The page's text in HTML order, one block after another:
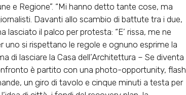
e Regione”. “Mi hanno detto tante cose, ma
Davanti allo scambio di battute tra i due,
il palco per protesta: “E’ rissa, me ne
uno si rispettano le regole e ognuno esprime la
di lasciare la Casa dell’Architettura – Se diventa
è partito con una photo-opportunity, flash
un giro di tavolo e cinque minuti a testa per